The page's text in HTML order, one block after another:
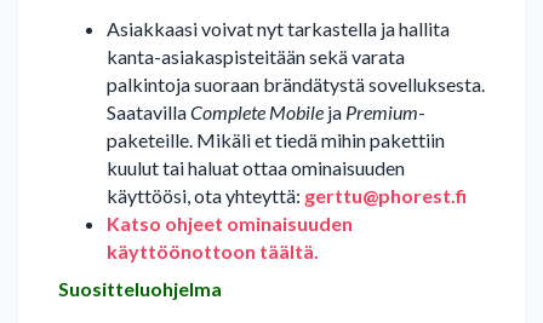
Asiakkaasi voivat nyt tarkastella ja hallita
kanta-asiakaspisteitään sekä varata
palkintoja suoraan brändätystä sovelluksesta.
SaatavillaComplete Mobile ja Premium-
paketeille. Mikäli et tiedä mihin pakettiin
kuulut tai haluat ottaa ominaisuuden
käyttöösi, ota yhteyttä: gerttu@phorest.fi
Katso ohjeet ominaisuuden
käyttöönottoon täältä.
Suositteluohjelma